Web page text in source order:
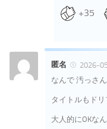
+35
匿名
2026-
なんで 汚っさ
タイトルもド
大人的にOKな